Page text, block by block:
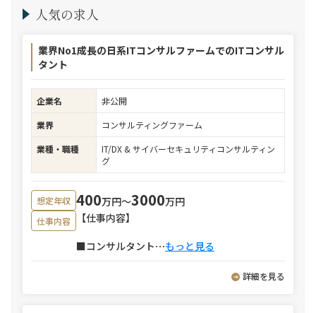
人気の求人
業界No1成長の日系ITコンサルファームでのITコンサル
タント
企業名
非公開
業界
コンサルティングファーム
業種・職種
IT/DX & サイバーセキュリティコンサルティン
グ
想定年収 400万円〜3000万円
仕事内容
【仕事内容】
■コンサルタント⋯もっと見る
詳細を見る